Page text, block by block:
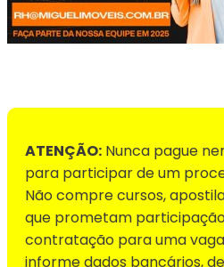
ATENÇÃO: Nunca pague
para participar de um
Não compre cursos,
que prometam
contratação para uma
informe dados bancários,